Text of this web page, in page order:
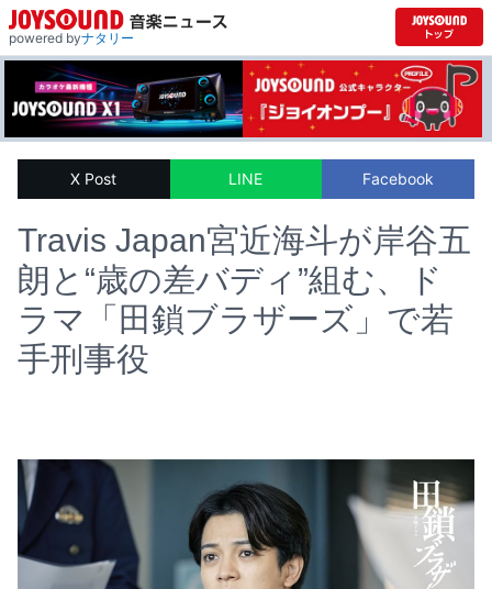
powered byナタリー
X Post LINE Facebook
Travis Japan宮近海斗が岸谷五
朗と“歳の差バディ”組む、ド
ラマ「田鎖ブラザーズ」で若
手刑事役